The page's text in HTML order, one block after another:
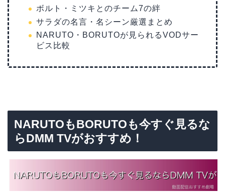
ボルト・ミツキとのチーム7の絆
サラダの名言・名シーン厳選まとめ
NARUTO・BORUTOが見られるVODサー
ビス比較
NARUTOもBORUTOも今すぐ見るな
らDMM TVがおすすめ！